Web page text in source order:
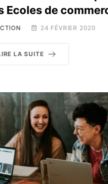
Ecoles de
24 FÉVRIER 2020
LA SUITE